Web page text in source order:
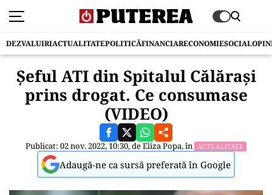
DEZVALUIRIACTUALITATEPOLITICĂFINANCIARECONOMIESOCIAL
Șeful ATI din Spitalul Călărași
prins drogat. Ce consumase
(VIDEO)
Publicat: 02 nov. 2022, 10:30, deEliza Popa, în ACTUALITATE
Adaugă-ne ca sursă preferată în Google